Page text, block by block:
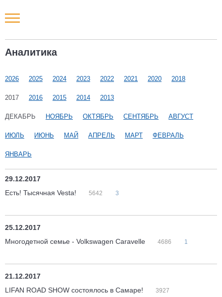
Аналитика
2026 2025 2024 2023 2022 2021 2020 2018
2017 2016 2015 2014 2013
ДЕКАБРЬ НОЯБРЬ ОКТЯБРЬ СЕНТЯБРЬ АВГУСТ
ИЮЛЬ ИЮНЬ МАЙ АПРЕЛЬ МАРТ ФЕВРАЛЬ
ЯНВАРЬ
29.12.2017
Есть! Тысячная Vesta!
5642 3
25.12.2017
Многодетной семье - Volkswagen Caravelle
4686 1
21.12.2017
LIFAN ROAD SHOW состоялось в Самаре!
3927
Новости РФ
Наши мероприятия
Статьи